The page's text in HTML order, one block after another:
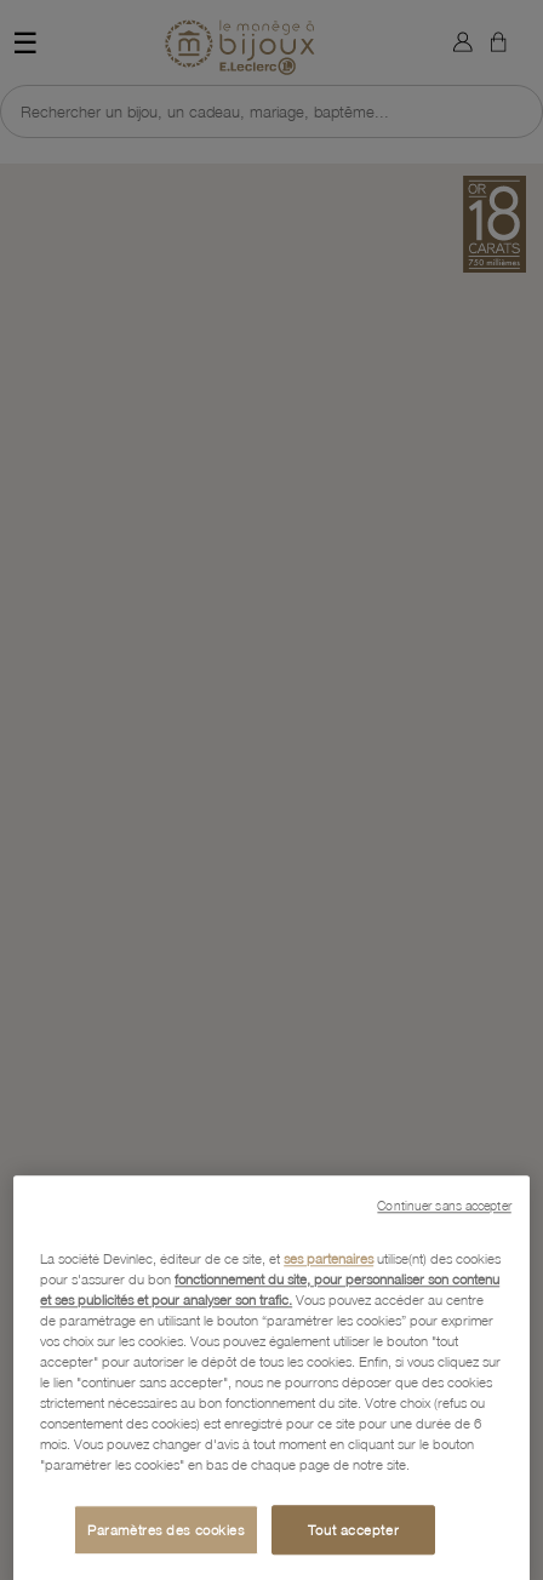
☰ Retour à l'accueil du site
Rechercher un bijou, un cadeau, mariage, baptême...
×
La société Devinlec, éditeur de ce site, etses partenairesutilise(nt) des cookies
pour s'assurer du bonfonctionnement du site, pour personnaliser son contenu
et ses publicités et pour analyser son trafic. Vous pouvez accéder au centre
de paramétrage en utilisant le bouton “paramétrer les cookies” pour exprimer
vos choix sur les cookies. Vous pouvez également utiliser le bouton "tout
accepter" pour autoriser le dépôt de tous les cookies. Enfin, si vous cliquez sur
le lien "continuer sans accepter", nous ne pourrons déposer que des cookies
strictement nécessaires au bon fonctionnement du site. Votre choix (refus ou
consentement des cookies) est enregistré pour ce site pour une durée de 6
mois. Vous pouvez changer d'avis à tout moment en cliquant sur le bouton
"paramétrer les cookies" en bas de chaque page de notre site.
Paramètres des cookies Tout accepter
Continuer sans accepter